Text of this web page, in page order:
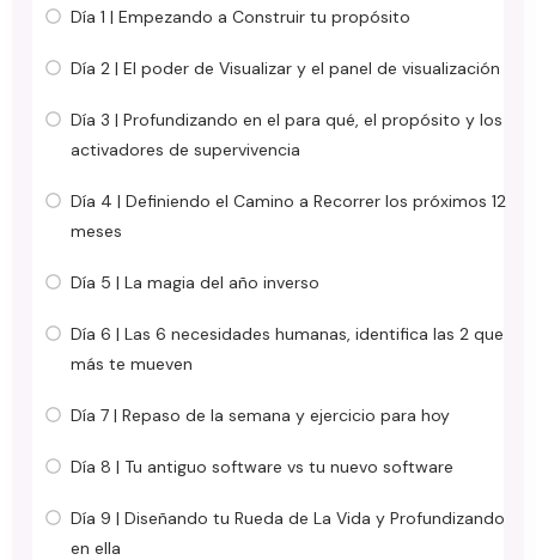
Día 1 | Empezando a Construir tu propósito
Día 2 | El poder de Visualizar y el panel de visualización
Día 3 | Profundizando en el para qué, el propósito y los
activadores de supervivencia
Día 4 | Definiendo el Camino a Recorrer los próximos 12
meses
Día 5 | La magia del año inverso
Día 6 | Las 6 necesidades humanas, identifica las 2 que
más te mueven
Día 7 | Repaso de la semana y ejercicio para hoy
Día 8 | Tu antiguo software vs tu nuevo software
Día 9 | Diseñando tu Rueda de La Vida y Profundizando
en ella